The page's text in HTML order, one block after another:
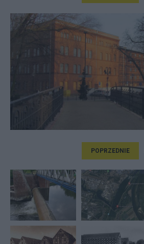
POPRZEDNIE